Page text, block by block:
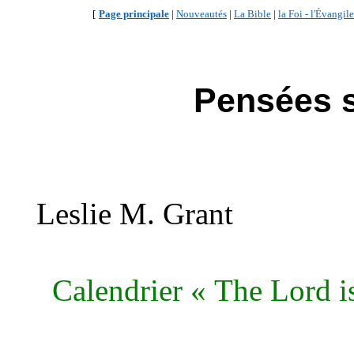
[ Page principale | Nouveautés | La Bible | la Foi - l'Évangile
Pensées
Leslie M. Grant
Calendrier « The Lord